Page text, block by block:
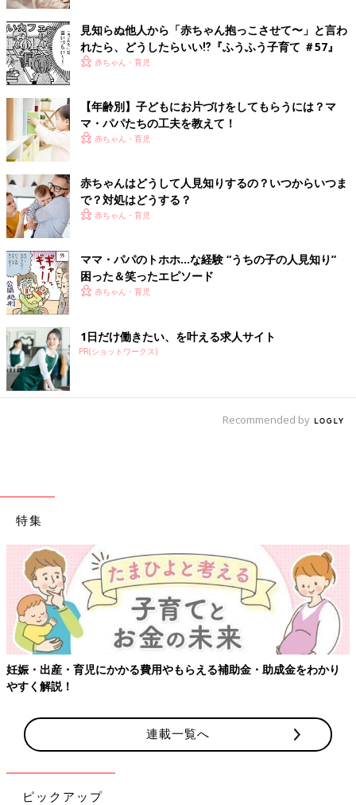
見知らぬ他人から「赤ちゃん抱っこさせて〜」と言わ
れたら、どうしたらいい⁉︎『ふうふう子育て ＃57』
赤ちゃん・育児
【年齢別】子どもにお片づけをしてもらうには？マ
マ・パパたちの工夫を教えて！
赤ちゃん・育児
赤ちゃんはどうして人見知りするの？いつからいつま
で？対処はどうする？
赤ちゃん・育児
ママ・パパのトホホ…な経験 “うちの子の人見知り”
困った＆笑ったエピソード
赤ちゃん・育児
1日だけ働きたい、を叶える求人サイト
PR(ショットワークス)
Recommended by
特集
妊娠・出産・育児にかかる費用やもらえる補助金・助成金をわかり
やすく解説！
連載一覧へ
ピックアップ